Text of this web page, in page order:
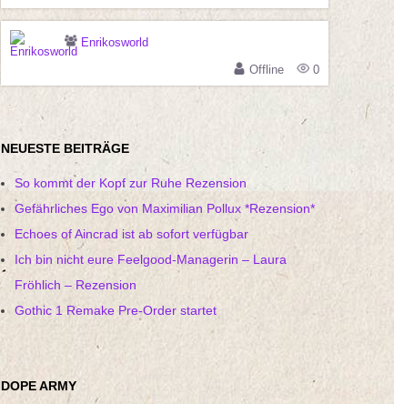
Enrikosworld
Offline
0
NEUESTE BEITRÄGE
So kommt der Kopf zur Ruhe Rezension
Gefährliches Ego von Maximilian Pollux *Rezension*
Echoes of Aincrad ist ab sofort verfügbar
Ich bin nicht eure Feelgood-Managerin – Laura
Fröhlich – Rezension
Gothic 1 Remake Pre-Order startet
DOPE ARMY